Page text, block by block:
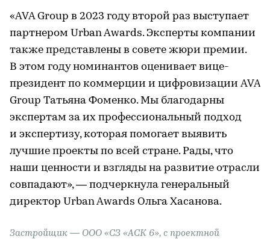
«AVA Group в 2023 году второй раз выступает
партнером Urban Awards. Эксперты компании
также представлены в совете жюри премии.
В этом году номинантов оценивает вице-
президент по коммерции и цифровизации AVA
Group Татьяна Фоменко. Мы благодарны
экспертам за их профессиональный подход
и экспертизу, которая помогает выявить
лучшие проекты по всей стране. Рады, что
наши ценности и взгляды на развитие отрасли
совпадают», — подчеркнула генеральный
директор Urban Awards Ольга Хасанова.
Застройщик — ООО «СЗ «АСК 6», с проектной